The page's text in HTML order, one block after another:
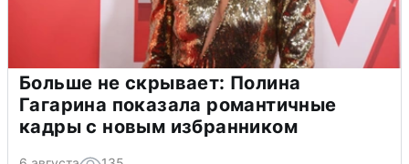
Больше не скрывает: Полина
Гагарина показала романтичные
кадры с новым избранником